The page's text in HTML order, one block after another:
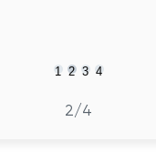
1 2 3 4
2/4